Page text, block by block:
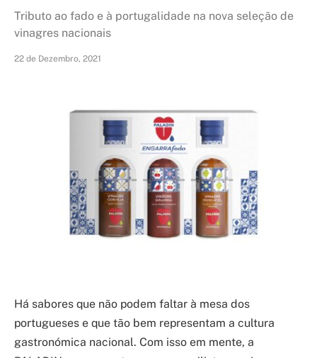
Tributo ao fado e à portugalidade na nova seleção de
vinagres nacionais
22 de Dezembro, 2021
Há sabores que não podem faltar à mesa dos
portugueses e que tão bem representam a cultura
gastronómica nacional. Com isso em mente, a